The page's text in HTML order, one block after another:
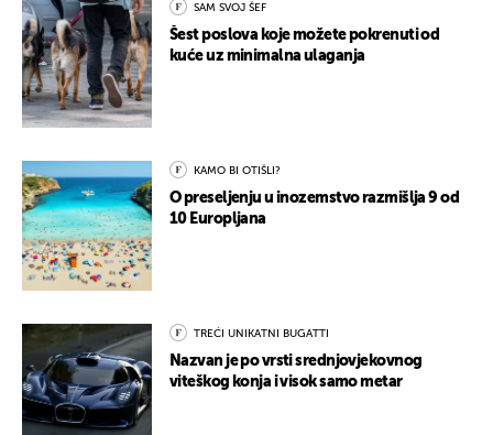
SAM SVOJ ŠEF
Šest poslova koje možete pokrenuti od
kuće uz minimalna ulaganja
KAMO BI OTIŠLI?
O preseljenju u inozemstvo razmišlja 9 od
10 Europljana
TREĆI UNIKATNI BUGATTI
Nazvan je po vrsti srednjovjekovnog
viteškog konja i visok samo metar